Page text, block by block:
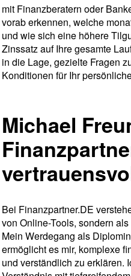
mit Finanzberatern oder
vorab erkennen, welche
und wie sich eine höhere
Zinssatz auf Ihre gesamte
in die Lage, gezielte Fragen
Konditionen für Ihr
Michael
Bei Finanzpartner.DE
von Online-Tools, sondern
Mein Werdegang als
ermöglicht es mir, komplexe
und verständlich zu erklären.